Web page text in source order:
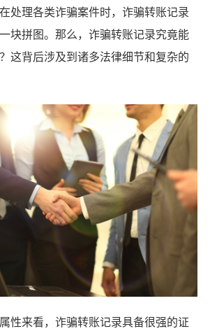
处理各类诈骗案件时，诈骗转账记录
块拼图。那么，诈骗转账记录究竟能
这背后涉及到诸多法律细节和复杂的
来看，诈骗转账记录具备很强的证